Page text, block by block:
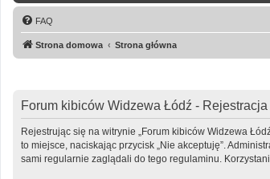
FAQ
Strona domowa Strona główna
Forum kibiców Widzewa Łódź - Rejestracja
Rejestrując się na witrynie „Forum kibiców Widzewa
to miejsce, naciskając przycisk „Nie akceptuję”.
sami regularnie zaglądali do tego regulaminu.